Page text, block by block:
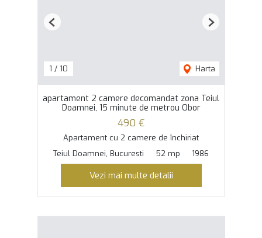
1 / 10 Harta
Previous Next
apartament 2 camere decomandat zona Teiul
Doamnei, 15 minute de metrou Obor
490 €
Apartament cu 2 camere de închiriat
Teiul Doamnei, Bucuresti
52 mp 1986
Vezi mai multe detalii